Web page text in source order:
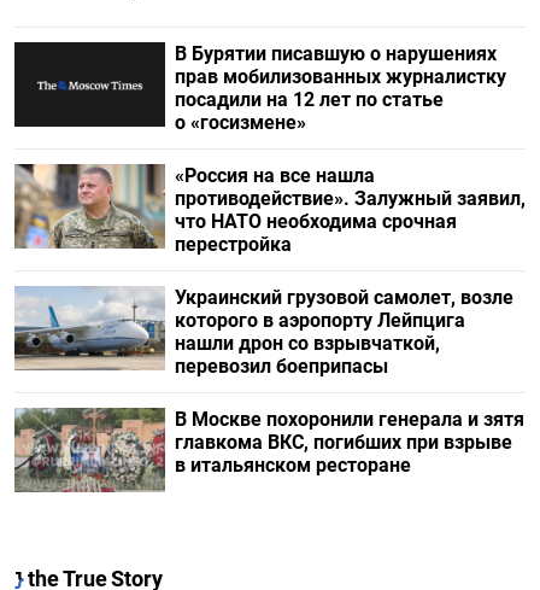
В Бурятии писавшую о нарушениях
прав мобилизованных журналистку
посадили на 12 лет по статье
о «госизмене»
«Россия на все нашла
противодействие». Залужный заявил,
что НАТО необходима срочная
перестройка
Украинский грузовой самолет, возле
которого в аэропорту Лейпцига
нашли дрон со взрывчаткой,
перевозил боеприпасы
В Москве похоронили генерала и зятя
главкома ВКС, погибших при взрыве
в итальянском ресторане